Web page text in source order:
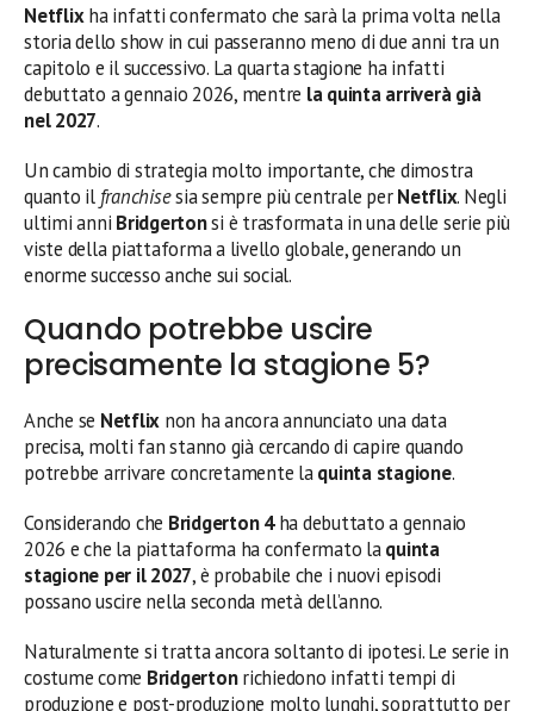
Netflixha infatti confermato che sarà la prima volta nella
storia dello show in cui passeranno meno di due anni tra un
capitolo e il successivo. La quarta stagione ha infatti
debuttato a gennaio 2026, mentre la quinta arriverà già
nel 2027.
Un cambio di strategia molto importante, che dimostra
quanto il franchisesia sempre più centrale perNetflix. Negli
ultimi anni Bridgertonsi è trasformata in una delle serie più
viste della piattaforma a livello globale, generando un
enorme successo anche sui social.
Quando potrebbe uscire
precisamente la stagione 5?
Anche se Netflix non ha ancora annunciato una data
precisa, molti fan stanno già cercando di capire quando
potrebbe arrivare concretamente laquinta stagione.
Considerando che Bridgerton 4ha debuttato a gennaio
2026 e che la piattaforma ha confermato laquinta
stagione per il 2027, è probabile che i nuovi episodi
possano uscire nella seconda metà dell’anno.
Naturalmente si tratta ancora soltanto di ipotesi. Le serie in
costume come Bridgertonrichiedono infatti tempi di
produzione e post-produzione molto lunghi, soprattutto per